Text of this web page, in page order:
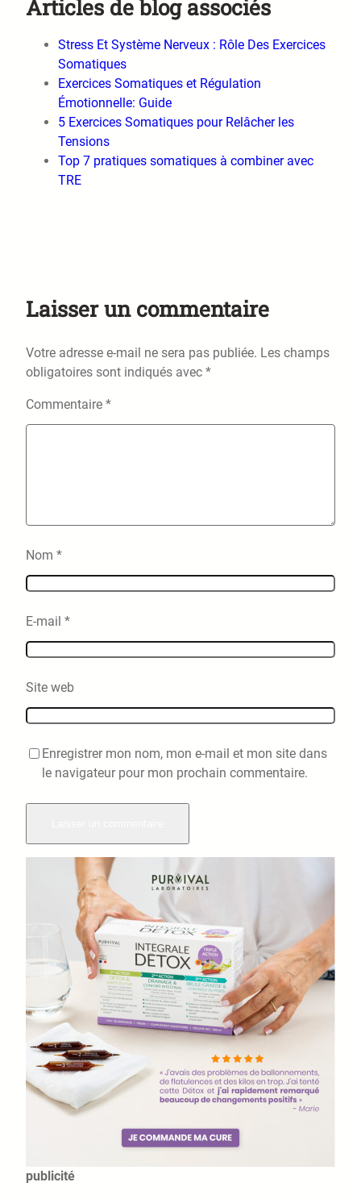
Articles de blog associés
Stress Et Système Nerveux : Rôle Des Exercices
Somatiques
Exercices Somatiques et Régulation
Émotionnelle: Guide
5 Exercices Somatiques pour Relâcher les
Tensions
Top 7 pratiques somatiques à combiner avec
TRE
Laisser un commentaire
Votre adresse e-mail ne sera pas publiée. Les champs
obligatoires sont indiqués avec *
Commentaire *
Nom *
E-mail *
Site web
Enregistrer mon nom, mon e-mail et mon site dans
le navigateur pour mon prochain commentaire.
publicité